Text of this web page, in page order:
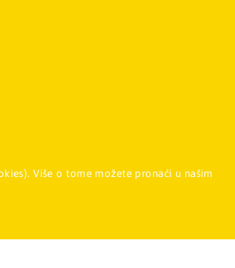
Više o tome možete pronaći u našim